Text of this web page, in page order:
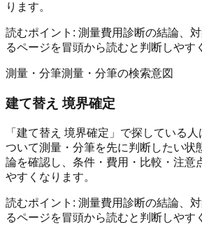
ります。
読むポイント: 測量費用診断の結論、
るページを冒頭から読むと判断しやす
測量・分筆測量・分筆の検索意図
建て替え 境界確定
「建て替え 境界確定」で探している
ついて測量・分筆を先に判断したい状
論を確認し、条件・費用・比較・注意
やすくなります。
読むポイント: 測量費用診断の結論、
るページを冒頭から読むと判断しやす